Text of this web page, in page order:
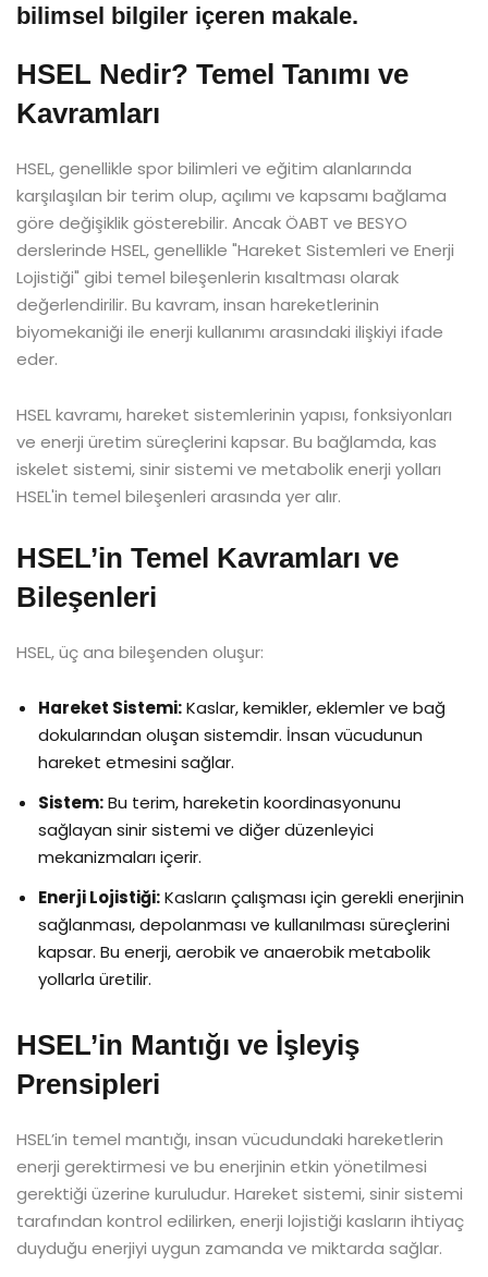
bilimsel bilgiler içeren makale.
HSEL Nedir? Temel Tanımı ve
Kavramları
HSEL, genellikle spor bilimleri ve eğitim alanlarında
karşılaşılan bir terim olup, açılımı ve kapsamı bağlama
göre değişiklik gösterebilir. Ancak ÖABT ve BESYO
derslerinde HSEL, genellikle "Hareket Sistemleri ve Enerji
Lojistiği" gibi temel bileşenlerin kısaltması olarak
değerlendirilir. Bu kavram, insan hareketlerinin
biyomekaniği ile enerji kullanımı arasındaki ilişkiyi ifade
eder.
HSEL kavramı, hareket sistemlerinin yapısı, fonksiyonları
ve enerji üretim süreçlerini kapsar. Bu bağlamda, kas
iskelet sistemi, sinir sistemi ve metabolik enerji yolları
HSEL'in temel bileşenleri arasında yer alır.
HSEL’in Temel Kavramları ve
Bileşenleri
HSEL, üç ana bileşenden oluşur:
Hareket Sistemi:Kaslar, kemikler, eklemler ve bağ
dokularından oluşan sistemdir. İnsan vücudunun
hareket etmesini sağlar.
Sistem:Bu terim, hareketin koordinasyonunu
sağlayan sinir sistemi ve diğer düzenleyici
mekanizmaları içerir.
Enerji Lojistiği:Kasların çalışması için gerekli enerjinin
sağlanması, depolanması ve kullanılması süreçlerini
kapsar. Bu enerji, aerobik ve anaerobik metabolik
yollarla üretilir.
HSEL’in Mantığı ve İşleyiş
Prensipleri
HSEL’in temel mantığı, insan vücudundaki hareketlerin
enerji gerektirmesi ve bu enerjinin etkin yönetilmesi
gerektiği üzerine kuruludur. Hareket sistemi, sinir sistemi
tarafından kontrol edilirken, enerji lojistiği kasların ihtiyaç
duyduğu enerjiyi uygun zamanda ve miktarda sağlar.